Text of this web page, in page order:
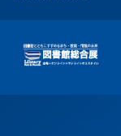
ー
用
メ